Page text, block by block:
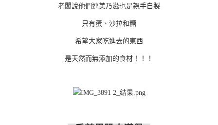
老闆說他們連美乃滋也是親手自製
只有蛋、沙拉和糖
希望大家吃進去的東西
是天然而無添加的食材！！！